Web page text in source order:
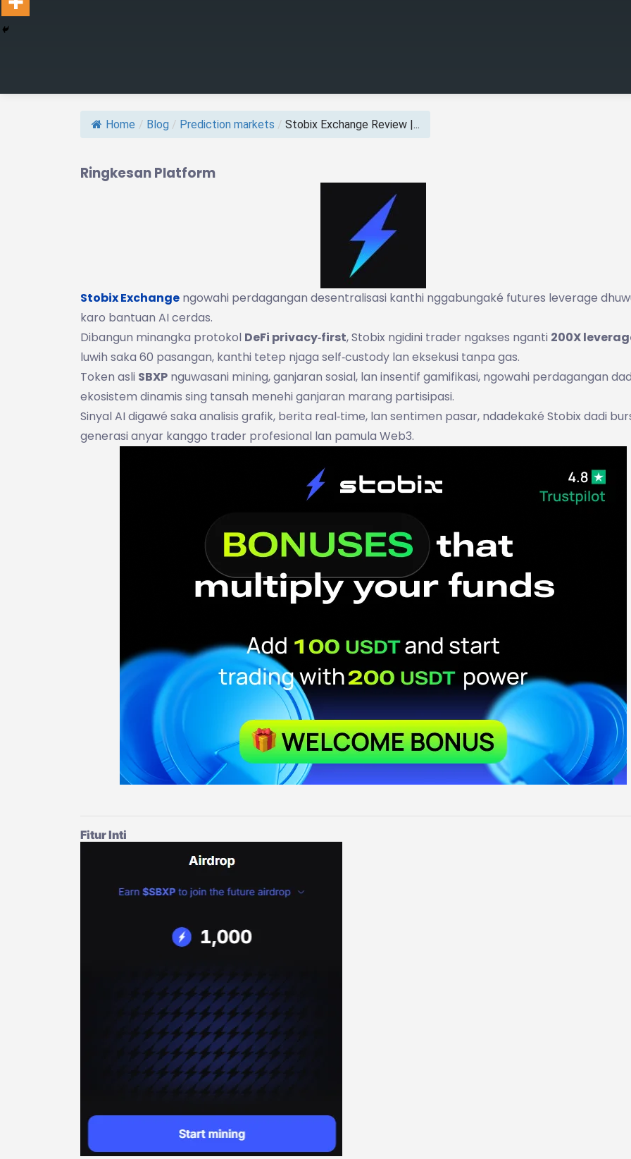
Home / Blog / Prediction markets / Stobix Exchange Review |...
Ringkesan Platform
Stobix Exchange ngowahi perdagangan desentralisasi kanthi nggabungaké futures leverage
karo bantuan AI cerdas.
Dibangun minangka protokol DeFi privacy‑first, Stobix ngidini trader ngakses nganti 200X
luwih saka 60 pasangan, kanthi tetep njaga self‑custody lan eksekusi tanpa gas.
Token asli SBXP nguwasani mining, ganjaran sosial, lan insentif gamifikasi, ngowahi perdagangan
ekosistem dinamis sing tansah menehi ganjaran marang partisipasi.
Sinyal AI digawé saka analisis grafik, berita real‑time, lan sentimen pasar, ndadekaké Stobix dadi
generasi anyar kanggo trader profesional lan pamula Web3.
Fitur Inti